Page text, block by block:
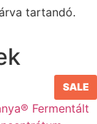
tartandó.
SALE